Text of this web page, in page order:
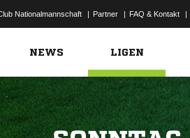
Nationalmannschaft | Partner | FAQ & Kontakt |
NEWS LIGEN